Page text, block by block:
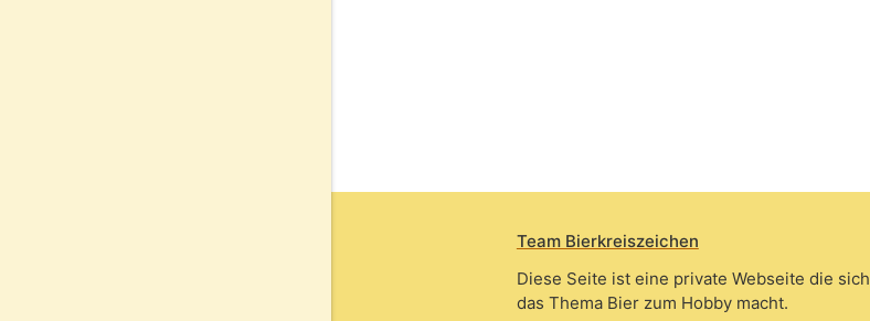
Team Bierkreiszeichen
Diese Seite ist eine private Webseite die sich
das Thema Bier zum Hobby macht.